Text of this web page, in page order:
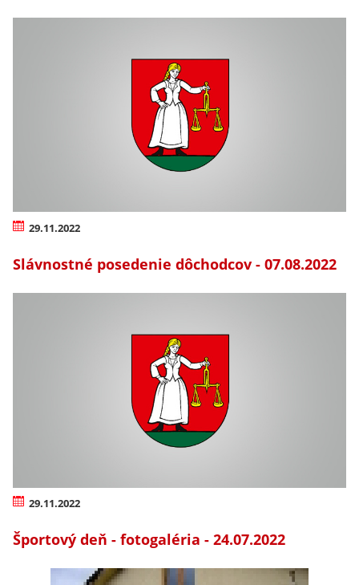
29.11.2022
Slávnostné posedenie dôchodcov - 07.08.2022
29.11.2022
Športový deň - fotogaléria - 24.07.2022